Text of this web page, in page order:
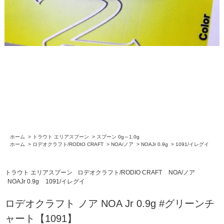
ホーム > トラウト エリアスプーン > スプーン 0g～1.0g
ホーム
> ロデオクラフト/RODIO CRAFT > NOA/ノア > NOAJr 0.9g > 1091/イレグイ
トラウト エリアスプーン ロデオクラフト/RODIO CRAFT
NOA/ノア
NOAJr 0.9g
1091/イレグイ
ロデオクラフト ノア NOA Jr 0.9g #グリーンチ
ャート【1091】